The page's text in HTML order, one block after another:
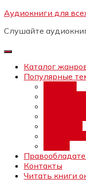
Перейти
содержимому
Аудиокниги для
Слушайте
Каталог
Популярные
Контакты
Читать книги
Бесплатный
каналов"